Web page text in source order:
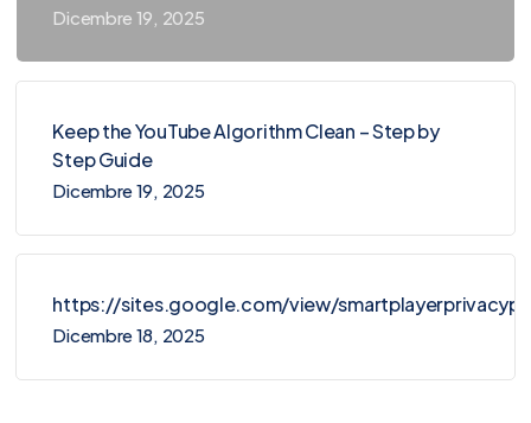
Dicembre 19, 2025
Keep the YouTube Algorithm Clean – Step by
Step Guide
Dicembre 19, 2025
https://sites.google.com/view/
Dicembre 18, 2025